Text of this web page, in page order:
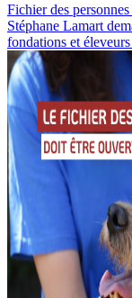
Fichier des
Stéphane Lamart
fondations et éleveurs